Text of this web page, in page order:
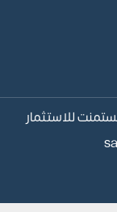
للاستثمار